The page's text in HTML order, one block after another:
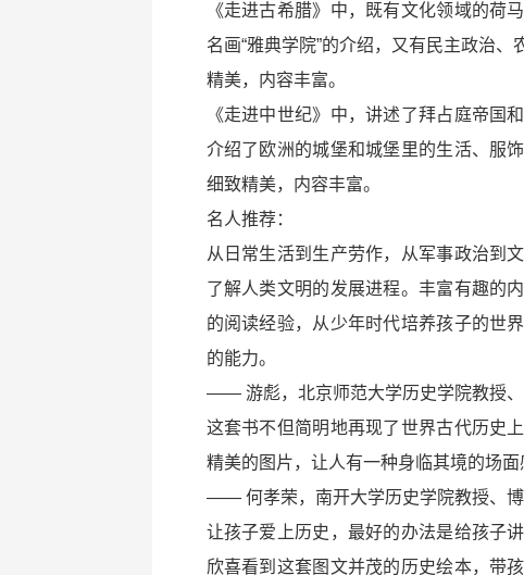
《走进古希腊》中，既有文化领域的荷
名画“雅典学院”的介绍，又有民主政治
精美，内容丰富。
《走进中世纪》中，讲述了拜占庭帝国
介绍了欧洲的城堡和城堡里的生活、服
细致精美，内容丰富。
名人推荐：
从日常生活到生产劳作，从军事政治到
了解人类文明的发展进程。丰富有趣的
的阅读经验，从少年时代培养孩子的世
的能力。
—— 游彪，北京师范大学历史学院教授
这套书不但简明地再现了世界古代历史
精美的图片，让人有一种身临其境的场
—— 何孝荣，南开大学历史学院教授、
让孩子爱上历史，最好的办法是给孩子
欣喜看到这套图文并茂的历史绘本，带